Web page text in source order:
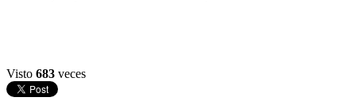
Visto 683 veces